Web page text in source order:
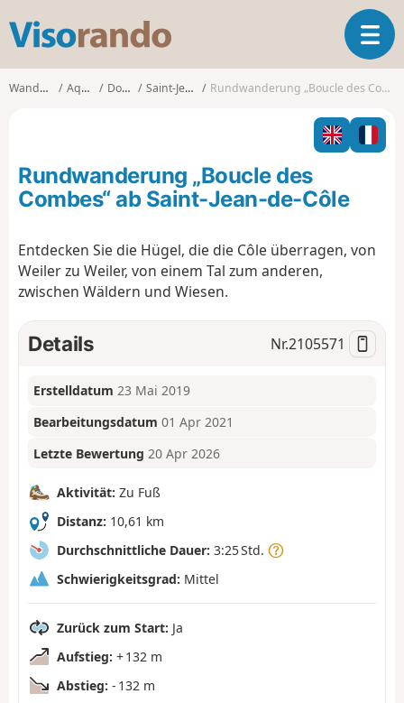
s
o
o
T
o
g
l
n
a
n
Wanderungen Aquitanien Dordogne Saint-Jean-de-Côle Rundwanderung „Boucle des Combes“ ab Saint-Jean-de-Côle
Rundwanderung „Boucle des
Combes“ ab Saint-Jean-de-Côle
Entdecken Sie die Hügel, die die Côle überragen, von
Weiler zu Weiler, von einem Tal zum anderen,
zwischen Wäldern und Wiesen.
Details Nr.2105571
Erstelldatum 23 Mai 2019
Bearbeitungsdatum 01 Apr 2021
Letzte Bewertung 20 Apr 2026
Aktivität: Zu Fuß
Distanz: 10,61 km
Durchschnittliche Dauer: 3:25 Std.
Schwierigkeitsgrad: Mittel
Zurück zum Start: Ja
Aufstieg: + 132 m
Abstieg: - 132 m